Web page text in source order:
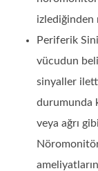
izlediğinden
Periferik
vücudun
sinyaller
durumunda
veya ağrı